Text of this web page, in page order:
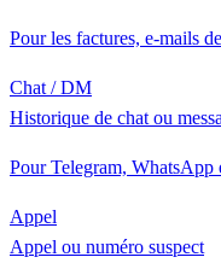
Pour les factures, e-mails
Chat / DM
Historique de chat ou
Pour Telegram, WhatsApp
Appel
Appel ou numéro suspect